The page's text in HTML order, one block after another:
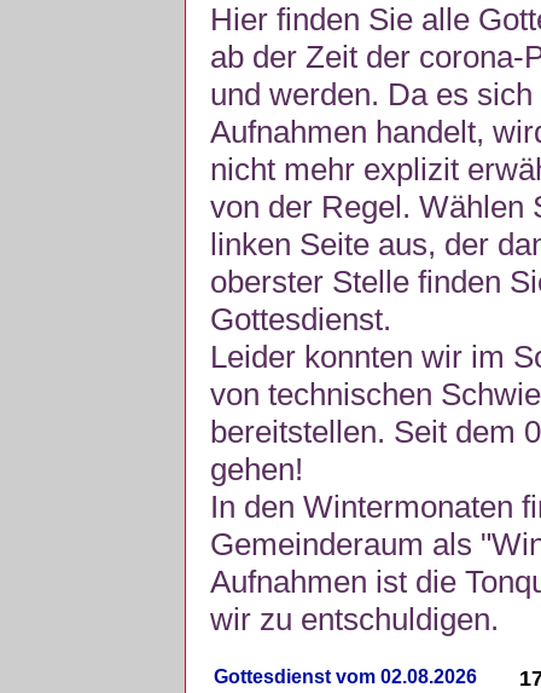
Hier finden Sie alle
ab der Zeit der corona-
und werden. Da es
Aufnahmen handelt,
nicht mehr explizit
von der Regel. Wählen
linken Seite aus, der
oberster Stelle finden
Gottesdienst.
Leider konnten wir im
von technischen
bereitstellen. Seit dem
gehen!
In den Wintermonaten
Gemeinderaum als
Aufnahmen ist die
wir zu entschuldigen.
Gottesdienst vom 02.08.2026